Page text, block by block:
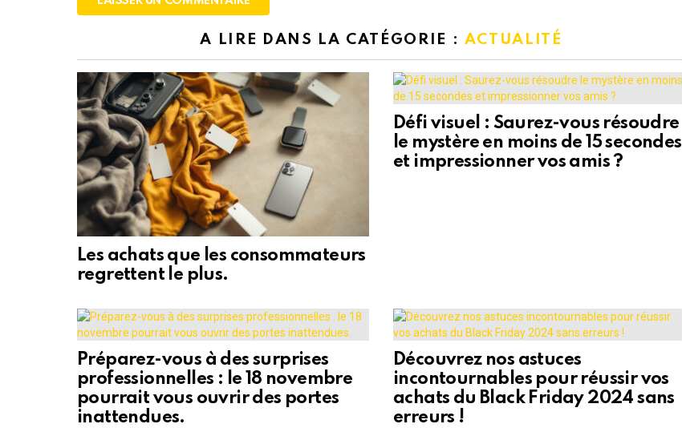
A LIRE DANS LA CATÉGORIE : ACTUALITÉ
Les achats que les consommateurs
regrettent le plus.
Défi visuel : Saurez-vous résoudre
le mystère en moins de 15 secondes
et impressionner vos amis ?
Préparez-vous à des surprises
professionnelles : le 18 novembre
pourrait vous ouvrir des portes
inattendues.
Découvrez nos astuces
incontournables pour réussir vos
achats du Black Friday 2024 sans
erreurs !